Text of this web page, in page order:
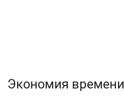
Экономия времени